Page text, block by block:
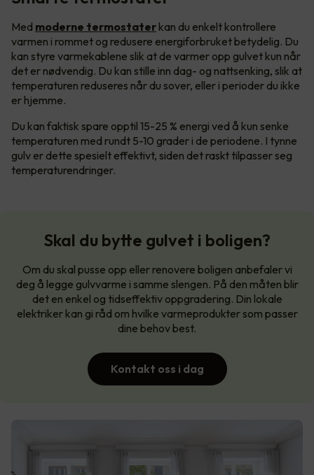
Med moderne termostater kan du enkelt kontrollere
varmen i rommet og redusere energiforbruket betydelig. Du
kan styre varmekablene slik at de varmer opp gulvet kun når
det er nødvendig. Du kan stille inn dag- og nattsenking, slik at
temperaturen reduseres når du sover, eller i perioder du ikke
er hjemme.
Du kan faktisk spare opptil 15-25 % energi ved å kun senke
temperaturen med rundt 5-10 grader i de periodene. I tynne
gulv er dette spesielt effektivt, siden det raskt tilpasser seg
temperaturendringer.
Skal du bytte gulvet i boligen?
Om du skal pusse opp eller renovere boligen anbefaler vi
deg å legge gulvvarme i samme slengen. På den måten blir
det en enkel og tidseffektiv oppgradering. Din lokale
elektriker kan gi råd om hvilke varmeprodukter som passer
dine behov best.
Kontakt oss i dag